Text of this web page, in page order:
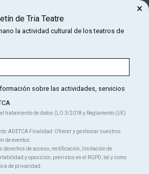
h
Apolo
Finalizado
al boletín de Tria Teatre!
de Tria Teatre
la actividad cultural de los teatros de
sobre las actividades, servicios
tratamiento de datos (LO 3/2018 y Reglamento (UE)
ADETCA Finalidad: Ofrecer y gestionar nuestros
de eventos.
derechos de acceso, rectificación, limitación de
y oposición, previstos en el RGPD, tal y como
de privacidad.
×